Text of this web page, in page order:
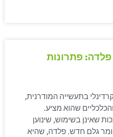
פתרונות
בתעשייה המודרנית,
שהוא מציע.
שאינן בשימוש, שינוען
גלם חדש. פלדה, שהיא